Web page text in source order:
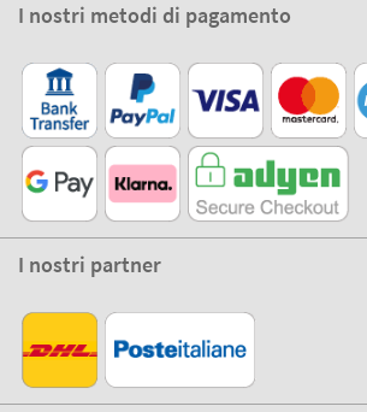
I nostri metodi di pagamento
I nostri partner